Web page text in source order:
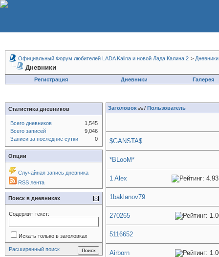
Официальный Форум любителей LADA Kalina и новой Лада Калина 2 > Дневники
Дневники
Регистрация Дневники Галерея
Заголовок / Пользователь
$GANSTA$
*BLooM*
1 Alex
1baklanov79
270265
5116652
Airborn
Статистика дневников
Всего дневников
1,545
Всего записей
9,046
Записи за последние сутки
0
Опции
Случайная запись дневника
RSS лента
Поиск в дневниках
Содержит текст:
Искать только в заголовках
Расширенный поиск